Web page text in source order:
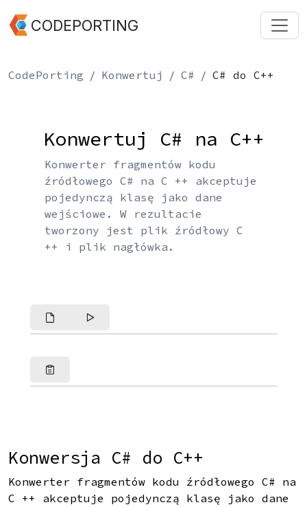
CODEPORTING
CodePorting Konwertuj C# C# do C++
Konwertuj C# na C++
Konwerter fragmentów kodu
źródłowego C# na C ++ akceptuje
pojedynczą klasę jako dane
wejściowe. W rezultacie
tworzony jest plik źródłowy C
++ i plik nagłówka.
Konwersja C# do C++
Konwerter fragmentów kodu źródłowego C# na
C ++ akceptuje pojedynczą klasę jako dane